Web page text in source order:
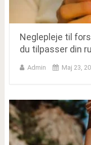
Neglepleje til
du tilpasser din
Admin Maj 23,